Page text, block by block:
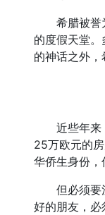
希腊被誉为
的度假天堂
的神话之外，
近些年来，
25万欧元的
华侨生身份，
但必须要注
好的朋友，必